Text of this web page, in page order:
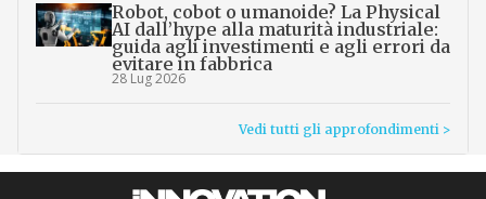
Robot, cobot o umanoide? La Physical
AI dall’hype alla maturità industriale:
guida agli investimenti e agli errori da
evitare in fabbrica
28 Lug 2026
Vedi tutti gli approfondimenti >